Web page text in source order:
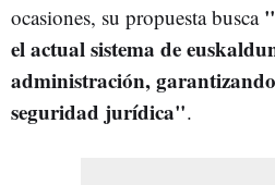
ocasiones, su propuesta busca
el actual sistema de
administración,
seguridad jurídica".